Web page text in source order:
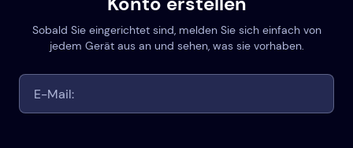
Sobald Sie eingerichtet sind, melden Sie sich einfach von
jedem Gerät aus an und sehen, was sie vorhaben.